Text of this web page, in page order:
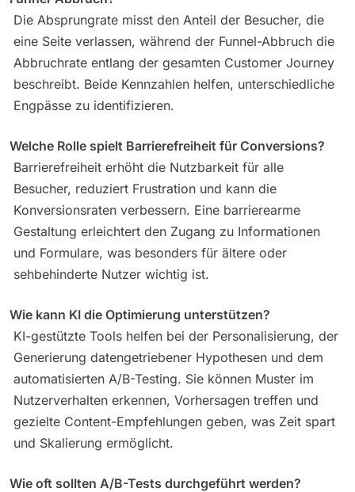
Die Absprungrate misst den Anteil der Besucher, die
eine Seite verlassen, während der Funnel-Abbruch die
Abbruchrate entlang der gesamten Customer Journey
beschreibt. Beide Kennzahlen helfen, unterschiedliche
Engpässe zu identifizieren.
Welche Rolle spielt Barrierefreiheit für Conversions?
Barrierefreiheit erhöht die Nutzbarkeit für alle
Besucher, reduziert Frustration und kann die
Konversionsraten verbessern. Eine barrierearme
Gestaltung erleichtert den Zugang zu Informationen
und Formulare, was besonders für ältere oder
sehbehinderte Nutzer wichtig ist.
Wie kann KI die Optimierung unterstützen?
KI-gestützte Tools helfen bei der Personalisierung, der
Generierung datengetriebener Hypothesen und dem
automatisierten A/B-Testing. Sie können Muster im
Nutzerverhalten erkennen, Vorhersagen treffen und
gezielte Content-Empfehlungen geben, was Zeit spart
und Skalierung ermöglicht.
Wie oft sollten A/B-Tests durchgeführt werden?